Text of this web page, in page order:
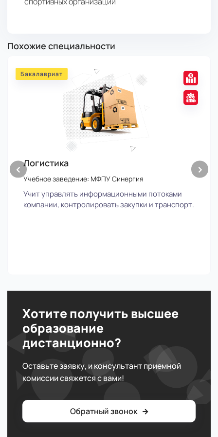
Похожие специальности
‹
Бакалавриат
Логистика
Учебное заведение: МФПУ Синергия
Учит управлять информационными потоками
компании, контролировать закупки и транспорт.
›
Хотите получить высшее
образование
дистанционно?
Оставьте заявку, и консультант приемной
комиссии свяжется с вами!
Обратный звонок